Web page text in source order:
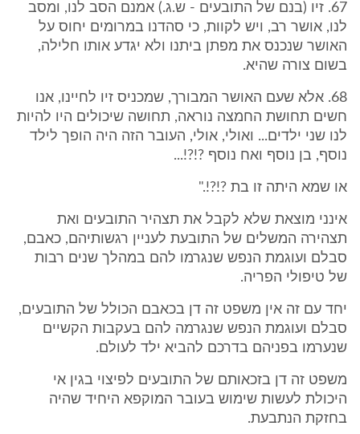
67. זיו (בנם של התובעים - ש.ג.) אמנם הסב לנו, ומסב
לנו, אושר רב, ויש לקוות, כי סהדנו במרומים יחוס על
האושר שנכנס את מפתן ביתנו ולא יגדע אותו חלילה,
בשום צורה שהיא.
68. אלא שעם האושר המבורך, שמכניס זיו לחיינו, אנו
חשים תחושת החמצה נוראה, תחושה שיכולים היו להיות
לנו שני ילדים... ואולי, אולי, העובר הזה היה הופך לילד
נוסף, בן נוסף ואח נוסף ?!?!...
או שמא היתה זו בת ?!?!."
אינני מוצאת שלא לקבל את תצהיר התובעים ואת
תצהירה המשלים של התובעת לעניין רגשותיהם, כאבם,
סבלם ועוגמת הנפש שנגרמו להם במהלך שנים רבות
של טיפולי הפריה.
יחד עם זה אין משפט זה דן בכאבם הכולל של התובעים,
סבלם ועוגמת הנפש שנגרמה להם בעקבות הקשיים
שנערמו בפניהם בדרכם להביא ילד לעולם.
משפט זה דן בזכאותם של התובעים לפיצוי בגין אי
היכולת לעשות שימוש בעובר המוקפא היחיד שהיה
בחזקת הנתבעת.